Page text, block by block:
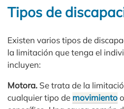
Tipos de
Existen varios tipos de
la limitación que tenga el
incluyen:
Motora. Se trata de la
cualquier tipo de movimiento